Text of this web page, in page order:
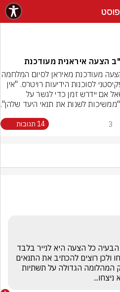
פוסט
הצעה איראנית מעודכנת
לשנות את תנאי היעד שלהן".
3 14 תגובות
ניצחו...